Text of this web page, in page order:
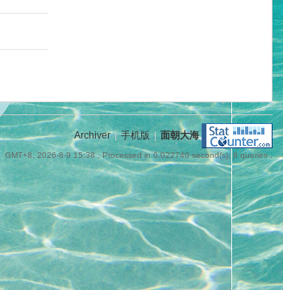
Archiver | 手机版 | 面朝大海
GMT+8, 2026-8-9 15:38, Processed in 0.022740 second(s), 8 queries .